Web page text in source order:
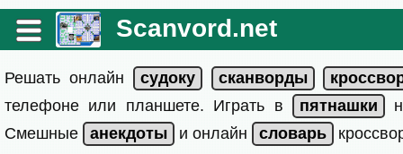
Scanvord.net
Решать онлайн
телефоне или планшете. Играть в
Смешные
и онлайн